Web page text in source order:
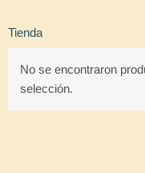
Tienda
No se encontraron
selección.